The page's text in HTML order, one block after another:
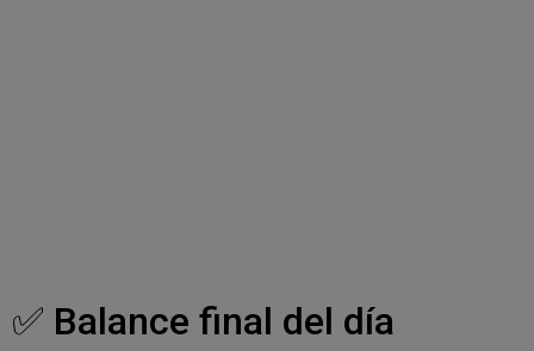
✅ Balance final del día